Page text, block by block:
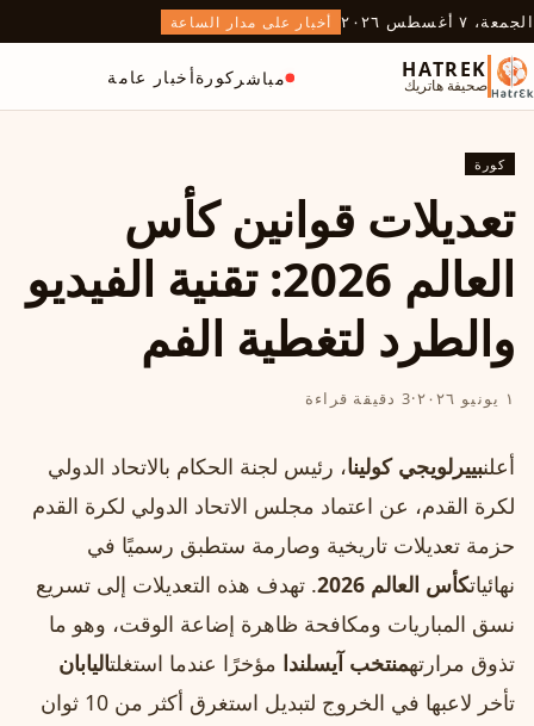
الجمعة، ٧ أغسطس ٢٠٢٦ أخبار على مدار الساعة
HATREK
صحيفة هاتريك مباشر كورةأخبار عامة
كورة
تعديلات قوانين كأس
العالم 2026: تقنية الفيديو
والطرد لتغطية الفم
١ يونيو ٢٠٢٦ ·3 دقيقة قراءة
أعلنبييرلويجي كولينا، رئيس لجنة الحكام بالاتحاد الدولي
لكرة القدم، عن اعتماد مجلس الاتحاد الدولي لكرة القدم
حزمة تعديلات تاريخية وصارمة ستطبق رسميًا في
نهائياتكأس العالم 2026
. تهدف هذه التعديلات إلى تسريع
نسق المباريات ومكافحة ظاهرة إضاعة الوقت، وهو ما
تذوق مرارتهمنتخب آيسلندا مؤخرًا عندما استغلتاليابان
تأخر لاعبها في الخروج لتبديل استغرق أكثر من 10 ثوان